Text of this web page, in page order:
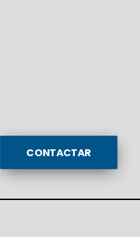
CONTACTAR